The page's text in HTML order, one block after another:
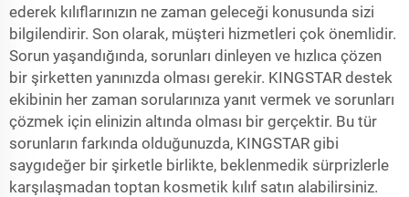
ederek kılıflarınızın ne zaman geleceği konusunda sizi
bilgilendirir. Son olarak, müşteri hizmetleri çok önemlidir.
Sorun yaşandığında, sorunları dinleyen ve hızlıca çözen
bir şirketten yanınızda olması gerekir. KINGSTAR destek
ekibinin her zaman sorularınıza yanıt vermek ve sorunları
çözmek için elinizin altında olması bir gerçektir. Bu tür
sorunların farkında olduğunuzda, KINGSTAR gibi
saygıdeğer bir şirketle birlikte, beklenmedik sürprizlerle
karşılaşmadan toptan kosmetik kılıf satın alabilirsiniz.